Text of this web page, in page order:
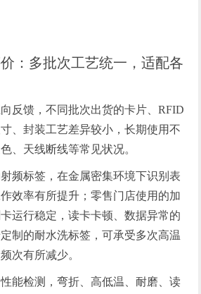
：多批次工艺统一，适配各
反馈，不同批次出货的卡片、RFID
、封装工艺差异较小，长期使用不
、天线断线等常见状况。
频标签，在金属密集环境下识别表
效率有所提升；零售门店使用的加
运行稳定，读卡卡顿、数据异常的
制的耐水洗标签，可承受多次高温
次有所减少。
能检测，弯折、高低温、耐磨、读